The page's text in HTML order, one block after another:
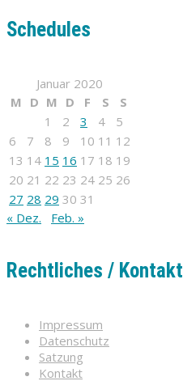
Schedules
Januar 2020
M D M D F S
S
1
2 3 4
5
6
7 8 9 10 11 12
13 14 15 16 17 18 19
20 21 22 23 24 25 26
27 28 29 30 31
« Dez.
Feb. »
Rechtliches / Kontakt
Impressum
Datenschutz
Satzung
Kontakt